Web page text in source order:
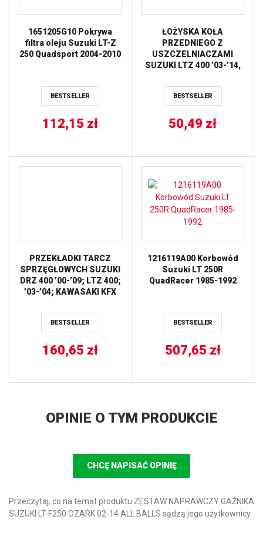
1651205G10 Pokrywa
filtra oleju Suzuki LT-Z
250 Quadsport 2004-2010
BESTSELLER
112,15 zł
ŁOŻYSKA KOŁA
PRZEDNIEGO Z
USZCZELNIACZAMI
SUZUKI LTZ 400 ’03-’14,
CAT 400 ’04-’08 ALL
BALLS
BESTSELLER
50,49 zł
PRZEKŁADKI TARCZ
SPRZĘGŁOWYCH SUZUKI
DRZ 400 ’00-’09; LTZ 400;
’03-’04; KAWASAKI KFX
BESTSELLER
160,65 zł
1216119A00 Korbowód
Suzuki LT 250R
QuadRacer 1985-1992
BESTSELLER
507,65 zł
OPINIE O TYM PRODUKCIE
CHCĘ NAPISAĆ OPINIĘ
Przeczytaj, co na temat produktu ZESTAW NAPRAWCZY GAŹNIKA
SUZUKI LT-F250 OZARK 02-14 ALL BALLS sądzą jego użytkownicy